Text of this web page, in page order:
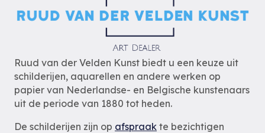
Ruud van der Velden Kunst biedt u een keuze uit
schilderijen, aquarellen en andere werken op
papier van Nederlandse- en Belgische kunstenaars
uit de periode van 1880 tot heden.
De schilderijen zijn op afspraak te bezichtigen